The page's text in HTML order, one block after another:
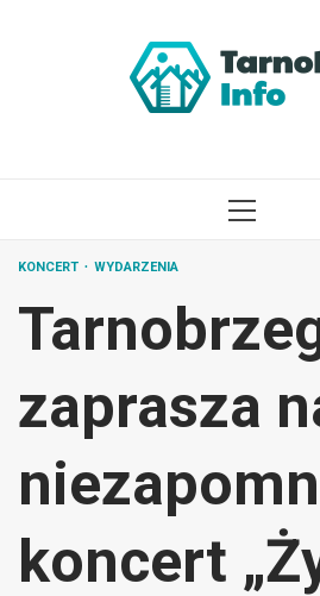
MENU
KONCERT WYDARZENIA
zaprasza
koncert